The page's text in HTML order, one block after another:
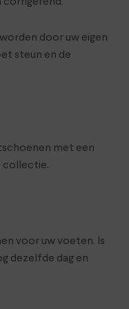
door uw eigen
steun en de
met een
collectie.
voor uw voeten. Is
dezelfde dag en